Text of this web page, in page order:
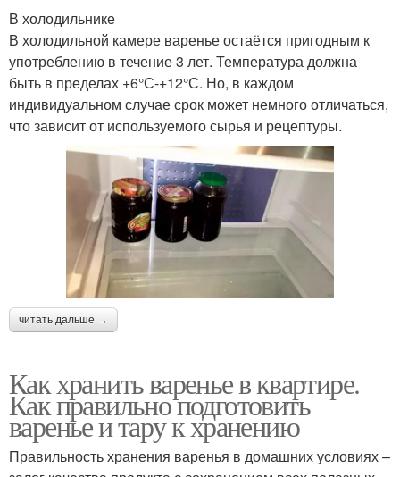
В холодильнике
В холодильной камере варенье остаётся пригодным к
употреблению в течение 3 лет. Температура должна
быть в пределах +6°С-+12°С. Но, в каждом
индивидуальном случае срок может немного отличаться,
что зависит от используемого сырья и рецептуры.
читать дальше →
Как хранить варенье в квартире.
Как правильно подготовить
варенье и тару к хранению
Правильность хранения варенья в домашних условиях –